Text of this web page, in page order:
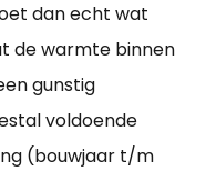
dan echt wat
de warmte binnen
gunstig
voldoende
(bouwjaar t/m